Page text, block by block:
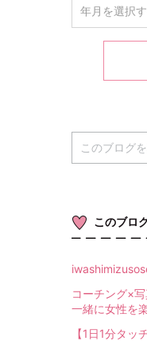
このブロ
コーチング×
一緒に女性を
【1日1分タッ